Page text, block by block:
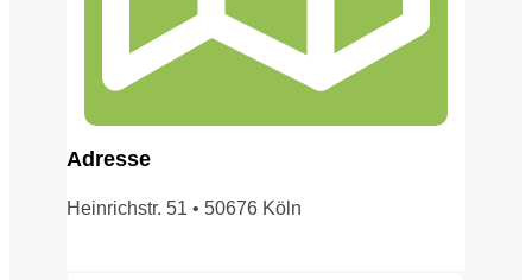
Adresse
Heinrichstr. 51 • 50676 Köln